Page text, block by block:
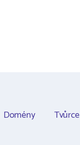
Domény Tvůrce